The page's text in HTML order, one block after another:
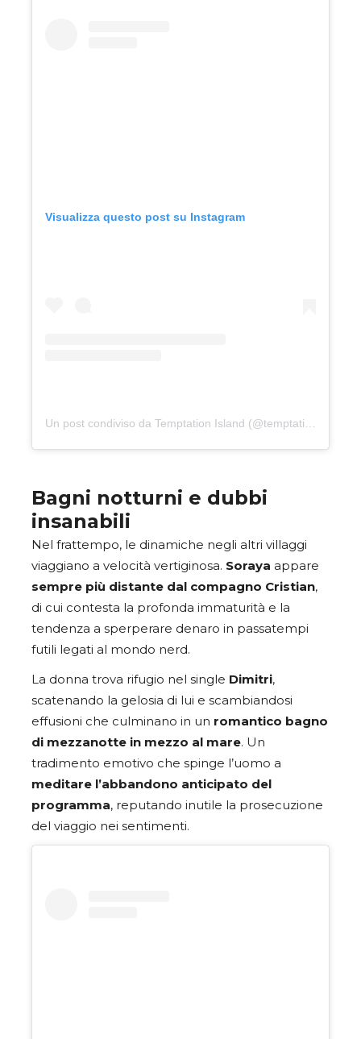
Visualizza questo post su Instagram
Bagni notturni e dubbi
insanabili
Nel frattempo, le dinamiche negli altri villaggi
viaggiano a velocità vertiginosa. Soraya appare
sempre più distante dal compagno Cristian,
di cui contesta la profonda immaturità e la
tendenza a sperperare denaro in passatempi
futili legati al mondo nerd.
La donna trova rifugio nel single Dimitri,
scatenando la gelosia di lui e scambiandosi
effusioni che culminano in un romantico bagno
di mezzanotte in mezzo al mare. Un
tradimento emotivo che spinge l’uomo a
meditare l’abbandono anticipato del
programma, reputando inutile la prosecuzione
del viaggio nei sentimenti.